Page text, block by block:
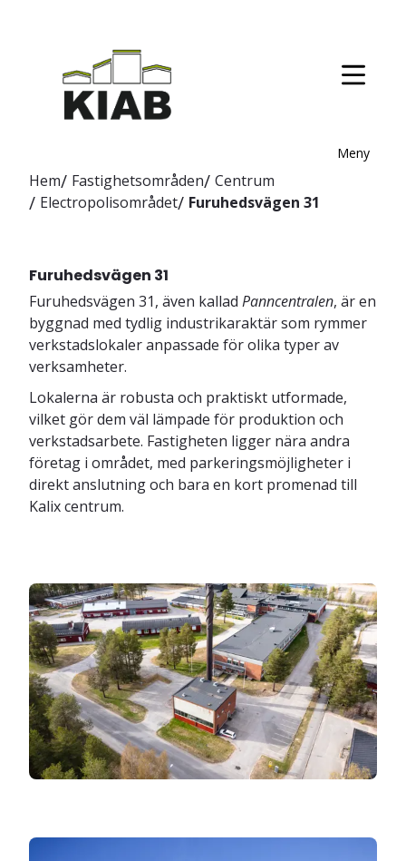
Meny
Hem Fastighetsområden Centrum
Electropolisområdet Furuhedsvägen 31
Furuhedsvägen 31
Furuhedsvägen 31, även kallad Panncentralen, är en
byggnad med tydlig industrikaraktär som rymmer
verkstadslokaler anpassade för olika typer av
verksamheter.
Lokalerna är robusta och praktiskt utformade,
vilket gör dem väl lämpade för produktion och
verkstadsarbete. Fastigheten ligger nära andra
företag i området, med parkeringsmöjligheter i
direkt anslutning och bara en kort promenad till
Kalix centrum.